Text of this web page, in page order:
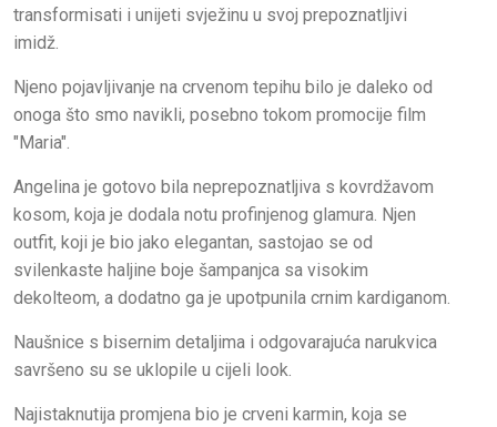
transformisati i unijeti svježinu u svoj prepoznatljivi
imidž.
Njeno pojavljivanje na crvenom tepihu bilo je daleko od
onoga što smo navikli, posebno tokom promocije film
"Maria".
Angelina je gotovo bila neprepoznatljiva s kovrdžavom
kosom, koja je dodala notu profinjenog glamura. Njen
outfit, koji je bio jako elegantan, sastojao se od
svilenkaste haljine boje šampanjca sa visokim
dekolteom, a dodatno ga je upotpunila crnim kardiganom.
Naušnice s bisernim detaljima i odgovarajuća narukvica
savršeno su se uklopile u cijeli look.
Najistaknutija promjena bio je crveni karmin, koja se